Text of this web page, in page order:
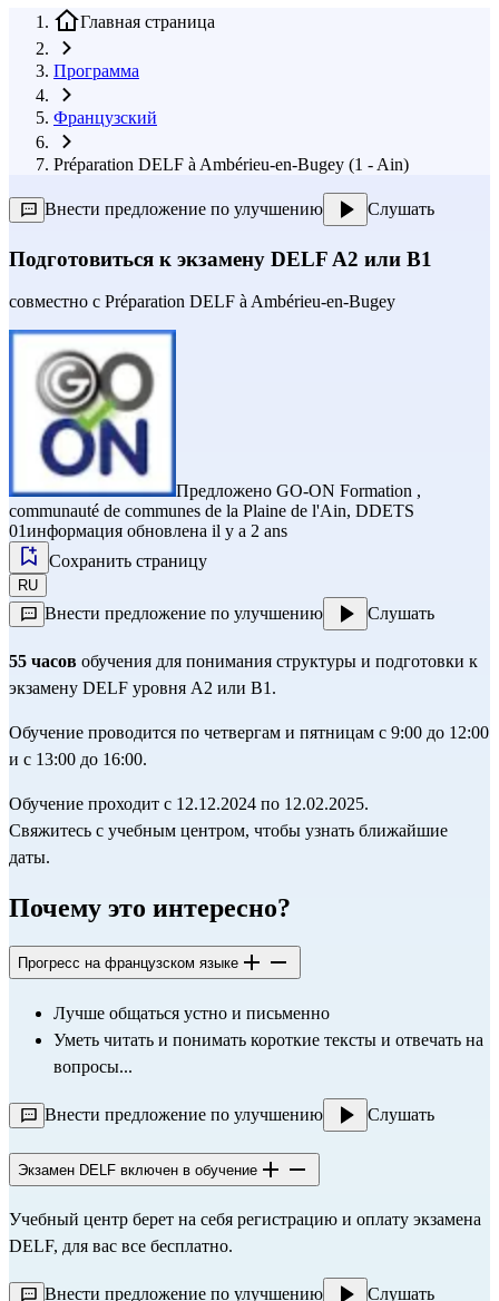
Главная страница
Программа
Французский
Préparation DELF à Ambérieu-en-Bugey (1 - Ain)
Внести предложение по улучшению Слушать
Подготовиться к экзамену DELF A2 или B1
совместно с Préparation DELF à Ambérieu-en-Bugey
Предложено GO-ON Formation ,
communauté de communes de la Plaine de l'Ain, DDETS
01информация обновлена il y a 2 ans
Сохранить страницу
RU
Внести предложение по улучшению Слушать
55 часов обучения для понимания структуры и подготовки к
экзамену DELF уровня A2 или B1.
Обучение проводится по четвергам и пятницам с 9:00 до 12:00
и с 13:00 до 16:00.
Обучение проходит с 12.12.2024 по 12.02.2025.
Свяжитесь с учебным центром, чтобы узнать ближайшие
даты.
Почему это интересно?
Прогресс на французском языке
Лучше общаться устно и письменно
Уметь читать и понимать короткие тексты и отвечать на
вопросы...
Внести предложение по улучшению Слушать
Экзамен DELF включен в обучение
Учебный центр берет на себя регистрацию и оплату экзамена
DELF, для вас все бесплатно.
Внести предложение по улучшению Слушать